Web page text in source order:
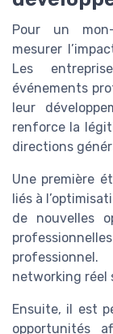
Pour un mon-
mesurer
Les
événements
leur
renforce la
directions
Une première
liés à
de nouvelles
networking réel
Ensuite, il est
opportunités